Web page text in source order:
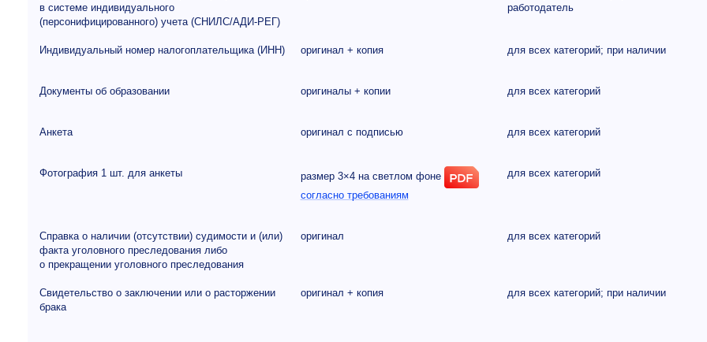
в системе индивидуального
(персонифицированного) учета (СНИЛС/АДИ-РЕГ)
работодатель
Индивидуальный номер налогоплательщика (ИНН) оригинал + копия для всех категорий; при наличии
Документы об образовании оригиналы + копии для всех категорий
Анкета оригинал с подписью для всех категорий
Фотография 1 шт. для анкеты
размер 3×4 на светлом фоне
согласно требованиям
для всех категорий
Справка о наличии (отсутствии) судимости и (или)
факта уголовного преследования либо
о прекращении уголовного преследования
оригинал для всех категорий
Свидетельство о заключении или о расторжении
брака
оригинал + копия для всех категорий; при наличии